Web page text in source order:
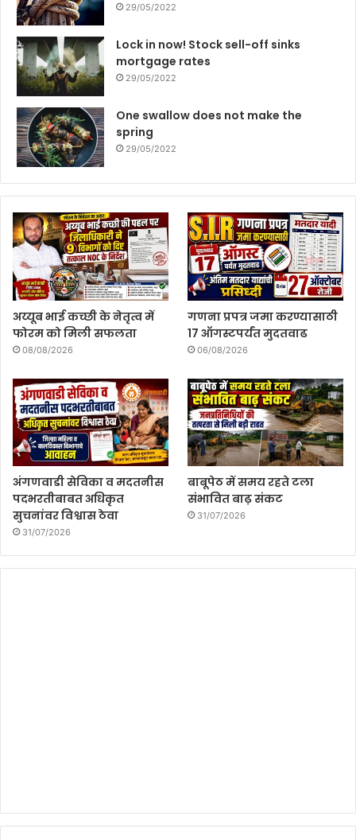
29/05/2022
Lock in now! Stock sell-off sinks
mortgage rates
29/05/2022
One swallow does not make the
spring
29/05/2022
अय्यूब भाई कच्छी के नेतृत्व में
फोरम को मिली सफलता
08/08/2026
गणना प्रपत्र जमा करण्यासाठी
17 ऑगस्टपर्यंत मुदतवाढ
06/08/2026
अंगणवाडी सेविका व मदतनीस
पदभरतीबाबत अधिकृत
सुचनांवर विश्वास ठेवा
31/07/2026
बाबूपेठ में समय रहते टला
संभावित बाढ़ संकट
31/07/2026